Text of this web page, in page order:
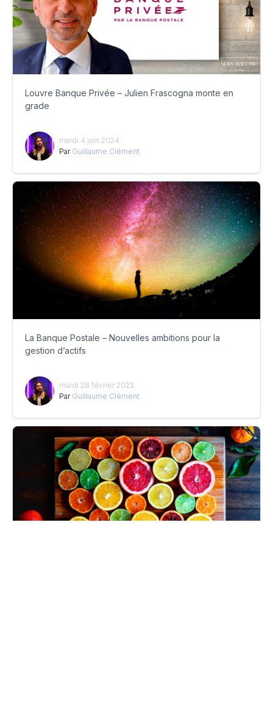
Louvre Banque Privée – Julien Frascogna monte en
grade
mardi 4 juin 2024
Par Guillaume Clément
La Banque Postale – Nouvelles ambitions pour la
gestion d’actifs
mardi 28 février 2023
Par Guillaume Clément